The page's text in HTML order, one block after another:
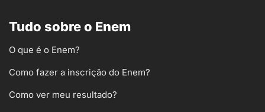
Tudo sobre o Enem
O que é o Enem?
Como fazer a inscrição do Enem?
Como ver meu resultado?